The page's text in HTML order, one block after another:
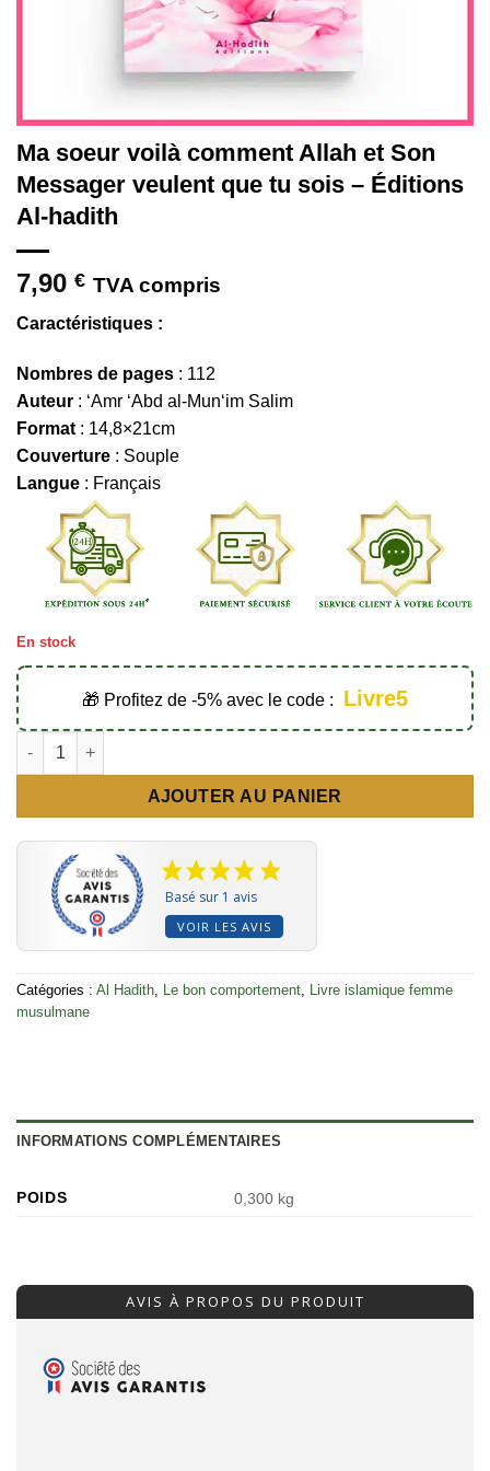
Ma soeur voilà comment Allah et Son
Messager veulent que tu sois – Éditions
Al-hadith
7,90 € TVA compris
Caractéristiques :
Nombres de pages : 112
Auteur : ‘Amr ‘Abd al-Mun‘im Salim
Format : 14,8×21cm
Couverture : Souple
Langue : Français
En stock
🎁 Profitez de -5% avec le code : Livre5
quantité de Ma soeur voilà comment Allah et Son Messager
AJOUTER AU PANIER
Basé sur 1 avis
VOIR LES AVIS
Catégories : Al Hadith Le bon comportement
Livre islamique femme
musulmane
INFORMATIONS COMPLÉMENTAIRES
POIDS 0,300 kg
AVIS À PROPOS DU PRODUIT